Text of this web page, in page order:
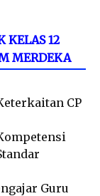
KELAS 12
MERDEKA
CP
Guru